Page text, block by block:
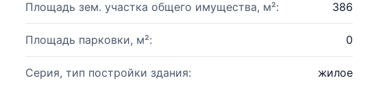
Площадь зем. участка общего имущества, м²: 386
Площадь парковки, м²: 0
Серия, тип постройки здания: жилое